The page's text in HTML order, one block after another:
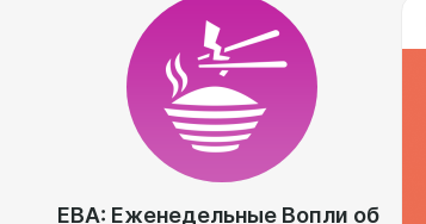
ЕВА: Еженедельные Вопли об